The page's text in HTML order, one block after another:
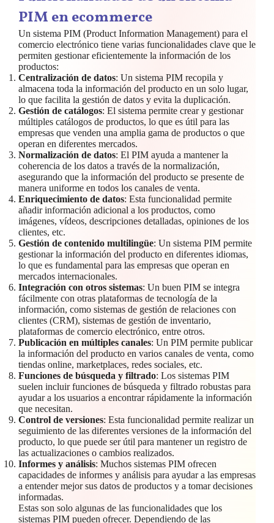
PIM en ecommerce
Un sistema PIM (Product Information Management) para el
comercio electrónico tiene varias funcionalidades clave que le
permiten gestionar eficientemente la información de los
productos:
Centralización de datos: Un sistema PIM recopila y
almacena toda la información del producto en un solo lugar,
lo que facilita la gestión de datos y evita la duplicación.
Gestión de catálogos: El sistema permite crear y gestionar
múltiples catálogos de productos, lo que es útil para las
empresas que venden una amplia gama de productos o que
operan en diferentes mercados.
Normalización de datos: El PIM ayuda a mantener la
coherencia de los datos a través de la normalización,
asegurando que la información del producto se presente de
manera uniforme en todos los canales de venta.
Enriquecimiento de datos: Esta funcionalidad permite
añadir información adicional a los productos, como
imágenes, vídeos, descripciones detalladas, opiniones de los
clientes, etc.
Gestión de contenido multilingüe: Un sistema PIM permite
gestionar la información del producto en diferentes idiomas,
lo que es fundamental para las empresas que operan en
mercados internacionales.
Integración con otros sistemas: Un buen PIM se integra
fácilmente con otras plataformas de tecnología de la
información, como sistemas de gestión de relaciones con
clientes (CRM), sistemas de gestión de inventario,
plataformas de comercio electrónico, entre otros.
Publicación en múltiples canales: Un PIM permite publicar
la información del producto en varios canales de venta, como
tiendas online, marketplaces, redes sociales, etc.
Funciones de búsqueda y filtrado: Los sistemas PIM
suelen incluir funciones de búsqueda y filtrado robustas para
ayudar a los usuarios a encontrar rápidamente la información
que necesitan.
Control de versiones: Esta funcionalidad permite realizar un
seguimiento de las diferentes versiones de la información del
producto, lo que puede ser útil para mantener un registro de
las actualizaciones o cambios realizados.
Informes y análisis: Muchos sistemas PIM ofrecen
capacidades de informes y análisis para ayudar a las empresas
a entender mejor sus datos de productos y a tomar decisiones
informadas.
Estas son solo algunas de las funcionalidades que los
sistemas PIM pueden ofrecer. Dependiendo de las